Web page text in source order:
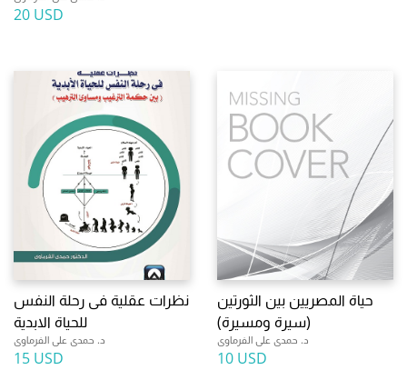
20 USD
نظرات عقلية فى رحلة النفس
للحياة الابدية
د. حمدى على الفرماوى
15 USD
حياة المصريين بين الثورتين
(سيرة ومسيرة)
د. حمدى على الفرماوى
10 USD